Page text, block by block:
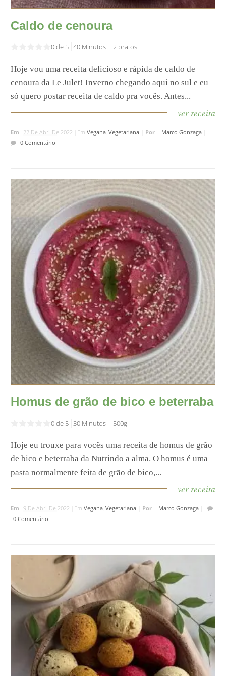
Caldo de cenoura
0 de 5 40 Minutos 2 pratos
Hoje vou uma receita delicioso e rápida de caldo de
cenoura da Le Julet! Inverno chegando aqui no sul e eu
só quero postar receita de caldo pra vocês. Antes...
ver receita
Em 22 De Abril De 2022 | EmVegana,Vegetariana Por Marco Gonzaga
0 Comentário
Homus de grão de bico e beterraba
0 de 5 30 Minutos 500g
Hoje eu trouxe para vocês uma receita de homus de grão
de bico e beterraba da Nutrindo a alma. O homus é uma
pasta normalmente feita de grão de bico,...
ver receita
Em 9 De Abril De 2022 | EmVegana,Vegetariana Por Marco Gonzaga
0 Comentário